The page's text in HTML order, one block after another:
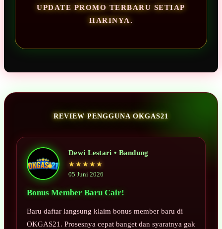
UPDATE PROMO TERBARU SETIAP
HARINYA.
REVIEW PENGGUNA OKGAS21
Dewi Lestari • Bandung
★★★★★
05 Juni 2026
Bonus Member Baru Cair!
Baru daftar langsung klaim bonus member baru di
OKGAS21. Prosesnya cepat banget dan syaratnya gak